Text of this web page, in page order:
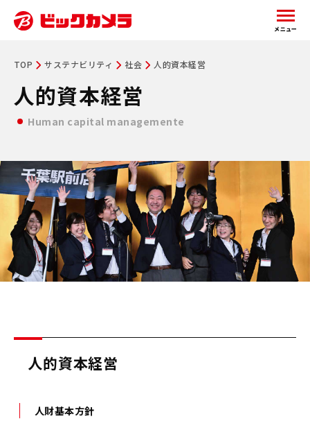
メニュー
TOP サステナビリティ 社会 人的資本経営
人的資本経営
Human capital managemente
人的資本経営
人財基本方針